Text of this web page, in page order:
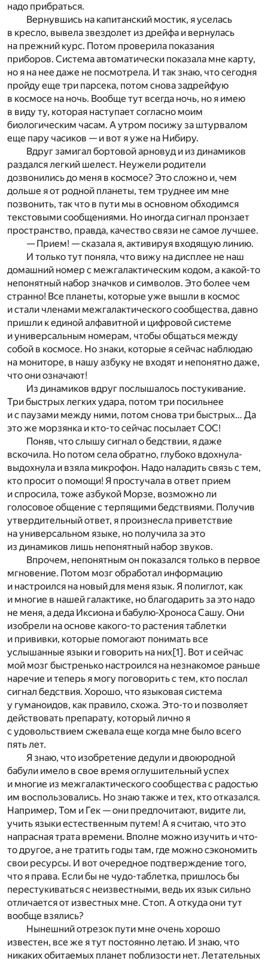
надо прибраться.
Вернувшись на капитанский мостик, я уселась
в кресло, вывела звездолет из дрейфа и вернулась
на прежний курс. Потом проверила показания
приборов. Система автоматически показала мне карту,
но я на нее даже не посмотрела. И так знаю, что сегодня
пройду еще три парсека, потом снова задрейфую
в космосе на ночь. Вообще тут всегда ночь, но я имею
в виду ту, которая наступает согласно моим
биологическим часам. А утром посижу за штурвалом
еще пару часиков — и вот я уже на Нибиру.
Вдруг замигал бортовой арновуд и из динамиков
раздался легкий шелест. Неужели родители
дозвонились до меня в космосе? Это сложно и, чем
дольше я от родной планеты, тем труднее им мне
позвонить, так что в пути мы в основном обходимся
текстовыми сообщениями. Но иногда сигнал пронзает
пространство, правда, качество связи не самое лучшее.
— Прием! — сказала я, активируя входящую линию.
И только тут поняла, что вижу на дисплее не наш
домашний номер с межгалактическим кодом, а какой-то
непонятный набор значков и символов. Это более чем
странно! Все планеты, которые уже вышли в космос
и стали членами межгалактического сообщества, давно
пришли к единой алфавитной и цифровой системе
и универсальным номерам, чтобы общаться между
собой в космосе. Но знаки, которые я сейчас наблюдаю
на мониторе, в нашу азбуку не входят и непонятно даже,
что они означают!
Из динамиков вдруг послышалось постукивание.
Три быстрых легких удара, потом три посильнее
и с паузами между ними, потом снова три быстрых… Да
это же морзянка и кто-то сейчас посылает СОС!
Поняв, что слышу сигнал о бедствии, я даже
вскочила. Но потом села обратно, глубоко вдохнула-
выдохнула и взяла микрофон. Надо наладить связь с тем,
кто просит о помощи! Я простучала в ответ прием
и спросила, тоже азбукой Морзе, возможно ли
голосовое общение с терпящими бедствиями. Получив
утвердительный ответ, я произнесла приветствие
на универсальном языке, но получила за это
из динамиков лишь непонятный набор звуков.
Впрочем, непонятным он показался только в первое
мгновение. Потом мозг обработал информацию
и настроился на новый для меня язык. Я полиглот, как
и многие в нашей галактике, но благодарить за это надо
не меня, а деда Иксиона и бабулю-Хроноса Сашу. Они
изобрели на основе какого-то растения таблетки
и прививки, которые помогают понимать все
услышанные языки и говорить на них[1] . Вот и сейчас
мой мозг быстренько настроился на незнакомое раньше
наречие и теперь я могу поговорить с тем, кто послал
сигнал бедствия. Хорошо, что языковая система
у гуманоидов, как правило, схожа. Это-то и позволяет
действовать препарату, который лично я
с удовольствием сжевала еще когда мне было всего
пять лет.
Я знаю, что изобретение дедули и двоюродной
бабули имело в свое время оглушительный успех
и многие из межгалактического сообщества с радостью
им воспользовались. Но знаю также и тех, кто отказался.
Например, Том и Гек — они предпочитают, видите ли,
учить языки естественным путем! А я считаю, что это
напрасная трата времени. Вполне можно изучить и что-
то другое, а не тратить годы там, где можно сэкономить
свои ресурсы. И вот очередное подтверждение того,
что я права. Если бы не чудо-таблетка, пришлось бы
перестукиваться с неизвестными, ведь их язык сильно
отличается от известных мне. Стоп. А откуда они тут
вообще взялись?
Нынешний отрезок пути мне очень хорошо
известен, все же я тут постоянно летаю. И знаю, что
никаких обитаемых планет поблизости нет. Летательных